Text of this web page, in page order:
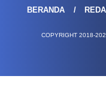
BERANDA
COPYRIGHT 2018-